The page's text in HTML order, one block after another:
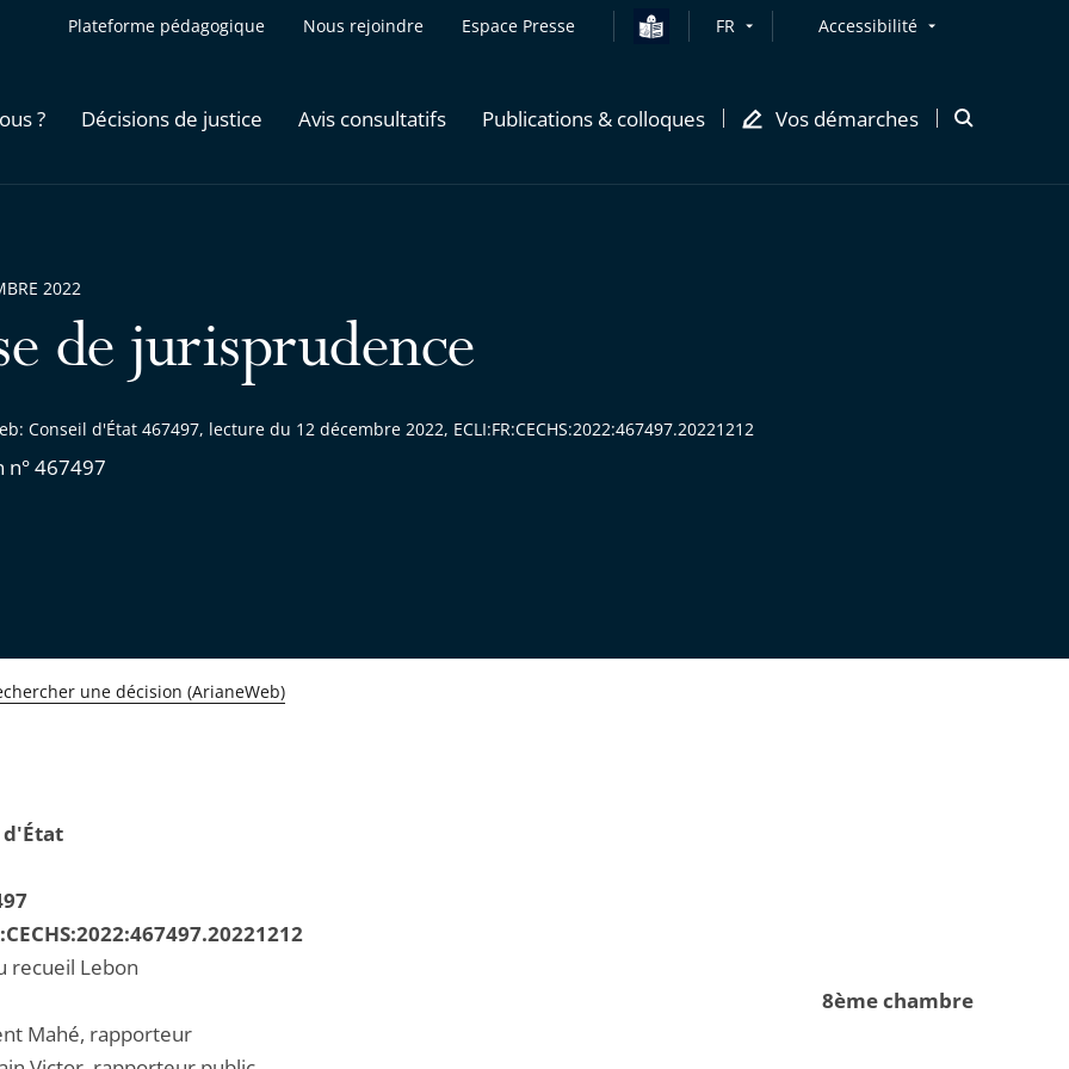
Plateforme pédagogique Nous rejoindre Espace Presse FR Accessibilité
? Décisions de justice Avis consultatifs Publications & colloques Vos démarches
Ouvrir
de jurisprudence
Conseil d'État 467497, lecture du 12 décembre 2022, ECLI:FR:CECHS:2022:467497.20221212
n° 467497
2022
une décision (ArianeWeb)
d'État
recueil Lebon
8ème chambre
Mahé, rapporteur